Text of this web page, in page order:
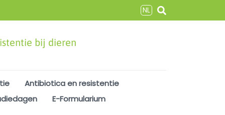
NL
bij dieren
Antibiotica en resistentie
E-Formularium